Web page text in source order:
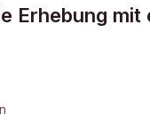
Erhebung mit